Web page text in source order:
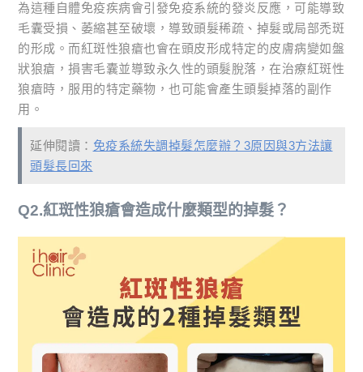
為這種自體免疫疾病會引發免疫系統的發炎反應，可能導致
毛囊受損、萎縮甚至破壞，導致頭髮稀疏、掉髮或局部禿斑
的形成。而紅斑性狼瘡也會在頭皮形成特定的皮膚病變如盤
狀狼瘡，損害毛囊並導致永久性的頭髮脫落，在治療紅斑性
狼瘡時，服用的特定藥物，也可能會產生頭髮掉落的副作
用。
延伸閱讀： 免疫系統失調掉髮怎麼辦？3原因與3方法讓
頭髮長回來
Q2.紅斑性狼瘡會造成什麼類型的掉髮？